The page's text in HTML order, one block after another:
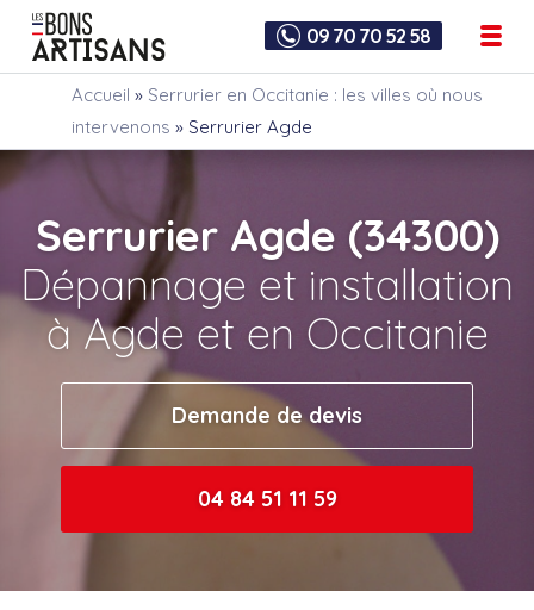
09 70 70 52 58
Accueil » Serrurier en Occitanie : les villes où nous
intervenons » Serrurier Agde
Serrurier Agde (34300)
Dépannage et installation
à Agde et en Occitanie
Demande de devis
04 84 51 11 59